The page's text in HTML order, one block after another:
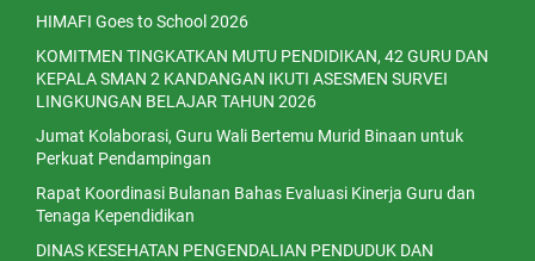
HIMAFI Goes to School 2026
KOMITMEN TINGKATKAN MUTU PENDIDIKAN, 42 GURU DAN
KEPALA SMAN 2 KANDANGAN IKUTI ASESMEN SURVEI
LINGKUNGAN BELAJAR TAHUN 2026
Jumat Kolaborasi, Guru Wali Bertemu Murid Binaan untuk
Perkuat Pendampingan
Rapat Koordinasi Bulanan Bahas Evaluasi Kinerja Guru dan
Tenaga Kependidikan
DINAS KESEHATAN PENGENDALIAN PENDUDUK DAN